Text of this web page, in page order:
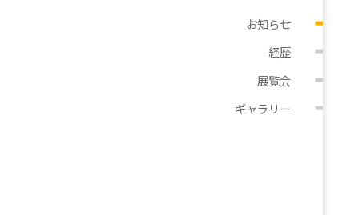
お知らせ
経歴
展覧会
ギャラリー